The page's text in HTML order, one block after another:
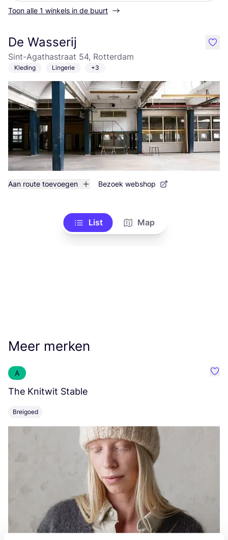
Toon alle 1 winkels in de buurt
De Wasserij
Sint-Agathastraat 54, Rotterdam
Kleding Lingerie +3
Aan route toevoegen Bezoek webshop
like
List Map
Meer merken
A
The Knitwit Stable
Breigoed